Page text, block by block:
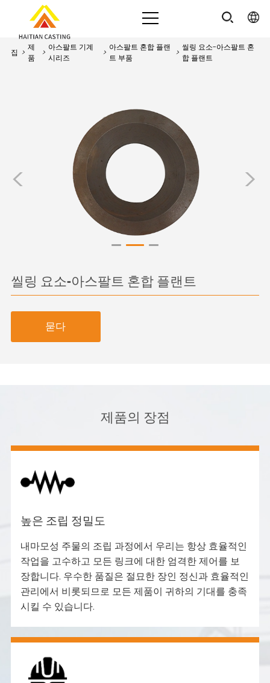
집 >
제
품
>
아스팔트 기계
시리즈
>
아스팔트 혼합 플랜
트 부품
>
씰링 요소-아스팔트 혼
합 플랜트
>
<
씰링 요소-아스팔트 혼합 플랜트
묻다
제품의 장점
높은 조립 정밀도
내마모성 주물의 조립 과정에서 우리는 항상 효율적인
작업을 고수하고 모든 링크에 대한 엄격한 제어를 보
장합니다. 우수한 품질은 절묘한 장인 정신과 효율적인
관리에서 비롯되므로 모든 제품이 귀하의 기대를 충족
시킬 수 있습니다.